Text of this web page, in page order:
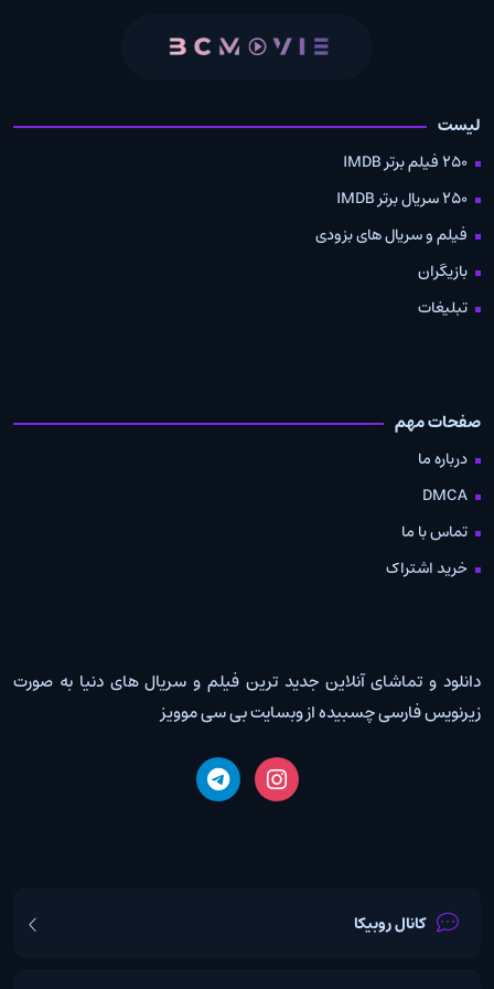
لیست
250 فیلم برتر IMDB
250 سریال برتر IMDB
فیلم و سریال های بزودی
بازیگران
تبلیغات
صفحات مهم
درباره ما
DMCA
تماس با ما
خرید اشتراک
دانلود و تماشای آنلاین جدید ترین فیلم و سریال های دنیا به صورت
زیرنویس فارسی چسبیده از وبسایت بی سی موویز
کانال روبیکا